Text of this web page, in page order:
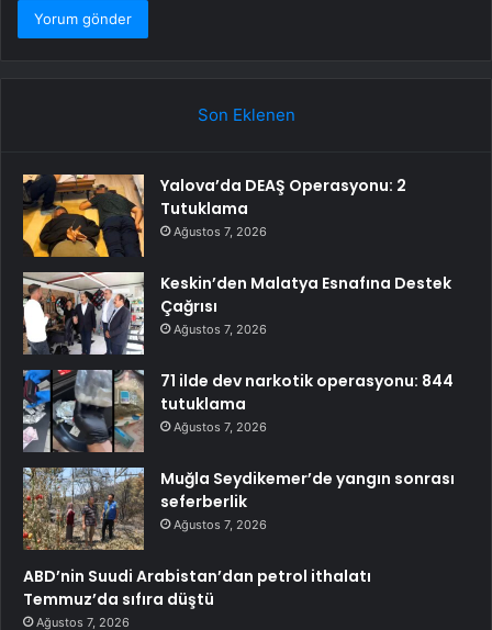
Son Eklenen
Yalova’da DEAŞ Operasyonu: 2
Tutuklama
Ağustos 7, 2026
Keskin’den Malatya Esnafına Destek
Çağrısı
Ağustos 7, 2026
71 ilde dev narkotik operasyonu: 844
tutuklama
Ağustos 7, 2026
Muğla Seydikemer’de yangın sonrası
seferberlik
Ağustos 7, 2026
ABD’nin Suudi Arabistan’dan petrol ithalatı
Temmuz’da sıfıra düştü
Ağustos 7, 2026